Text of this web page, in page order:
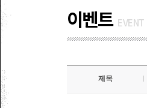
이벤트 EVENT
제목